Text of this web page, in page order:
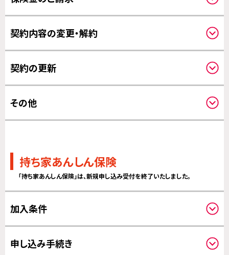
保険金のお支払いについて
契約内容の変更・解約
解約について
契約の更新
更新について
その他
持ち家あんしん保険
「持ち家あんしん保険」は、新規申し込み受付を終了いたしました。
加入条件
申し込み手続き